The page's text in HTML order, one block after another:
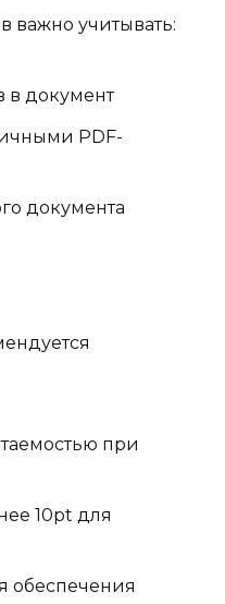
важно учитывать:
в документ
PDF-
документа
при
10pt для
обеспечения